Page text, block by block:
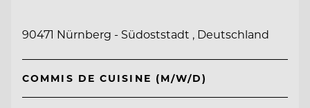
90471 Nürnberg - Südoststadt , Deutschland
COMMIS DE CUISINE (M/W/D)